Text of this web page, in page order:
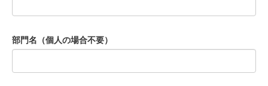
部門名（個人の場合不要）